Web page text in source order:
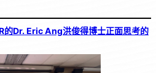
的Dr. Eric Ang洪俊得博士正面思考的